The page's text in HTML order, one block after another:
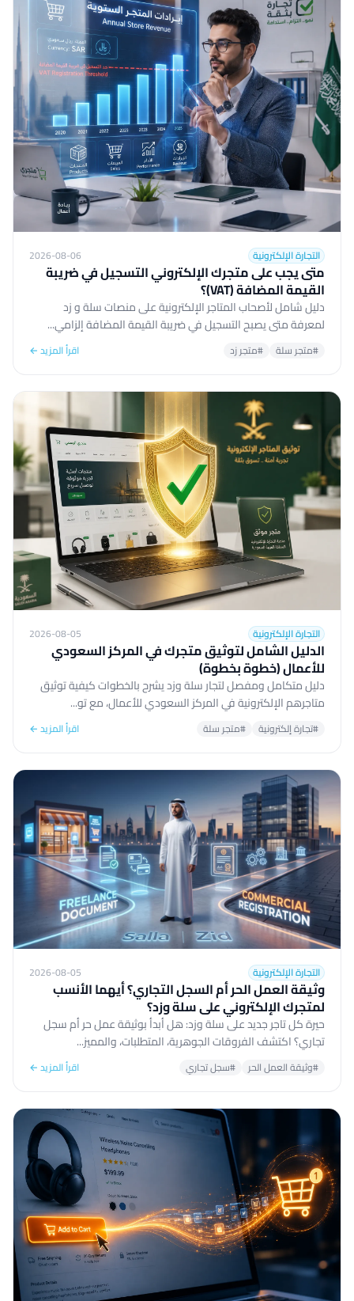
التجارة الإلكترونية 2026-08-06
متى يجب على متجرك الإلكتروني التسجيل في ضريبة
القيمة المضافة (VAT)؟
دليل شامل لأصحاب المتاجر الإلكترونية على منصات سلة و زد
لمعرفة متى يصبح التسجيل في ضريبة القيمة المضافة إلزامي...
#متجر سلة #متجر زد اقرأ المزيد ←
التجارة الإلكترونية 2026-08-05
الدليل الشامل لتوثيق متجرك في المركز السعودي
للأعمال (خطوة بخطوة)
دليل متكامل ومفصل لتجار سلة وزد يشرح بالخطوات كيفية توثيق
متاجرهم الإلكترونية في المركز السعودي للأعمال، مع تو...
#تجارة إلكترونية #متجر سلة اقرأ المزيد ←
التجارة الإلكترونية 2026-08-05
وثيقة العمل الحر أم السجل التجاري؟ أيهما الأنسب
لمتجرك الإلكتروني على سلة وزد؟
حيرة كل تاجر جديد على سلة وزد: هل أبدأ بوثيقة عمل حر أم سجل
تجاري؟ اكتشف الفروقات الجوهرية، المتطلبات، والمميز...
#وثيقة العمل الحر #سجل تجاري اقرأ المزيد ←